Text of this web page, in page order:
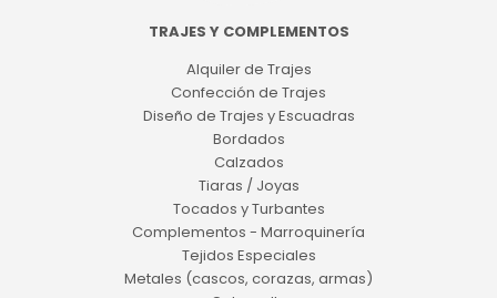
TRAJES Y COMPLEMENTOS
Alquiler de Trajes
Confección de Trajes
Diseño de Trajes y Escuadras
Bordados
Calzados
Tiaras / Joyas
Tocados y Turbantes
Complementos - Marroquinería
Tejidos Especiales
Metales (cascos, corazas, armas)